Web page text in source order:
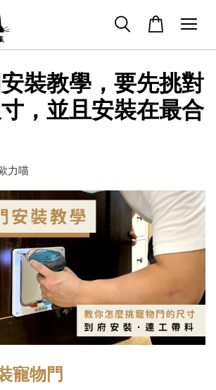
裝教學，要先挑對
，並且安裝在最合
力喵
寵物門